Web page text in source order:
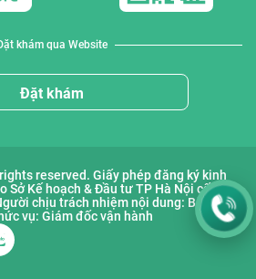
khám qua Website
Đặt khám
reserved. Giấy phép đăng ký kinh
Sở Kế hoạch & Đầu tư TP Hà Nội cấp lần
chịu trách nhiệm nội dung: Bà
vụ: Giám đốc vận hành